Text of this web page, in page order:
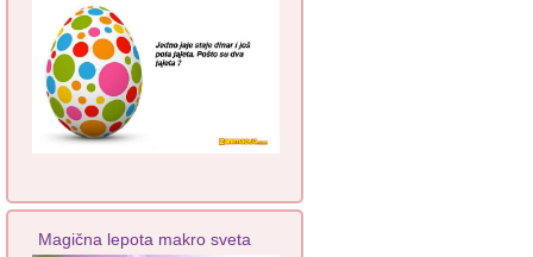
Magična lepota makro sveta